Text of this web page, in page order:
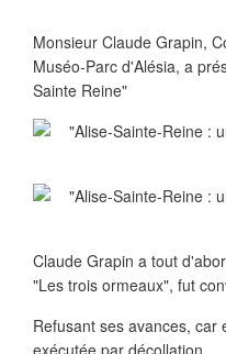
Monsieur Claude Grapin,
Muséo-Parc d'Alésia, a
Sainte Reine"
Claude Grapin a tout
"Les trois ormeaux", fut
Refusant ses avances,
exécutée par décollation.